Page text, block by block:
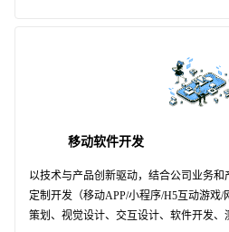
移动软件开发
以技术与产品创新驱动，结合公司业务
定制开发（移动APP/小程序/H5互动游戏
策划、视觉设计、交互设计、软件开发、